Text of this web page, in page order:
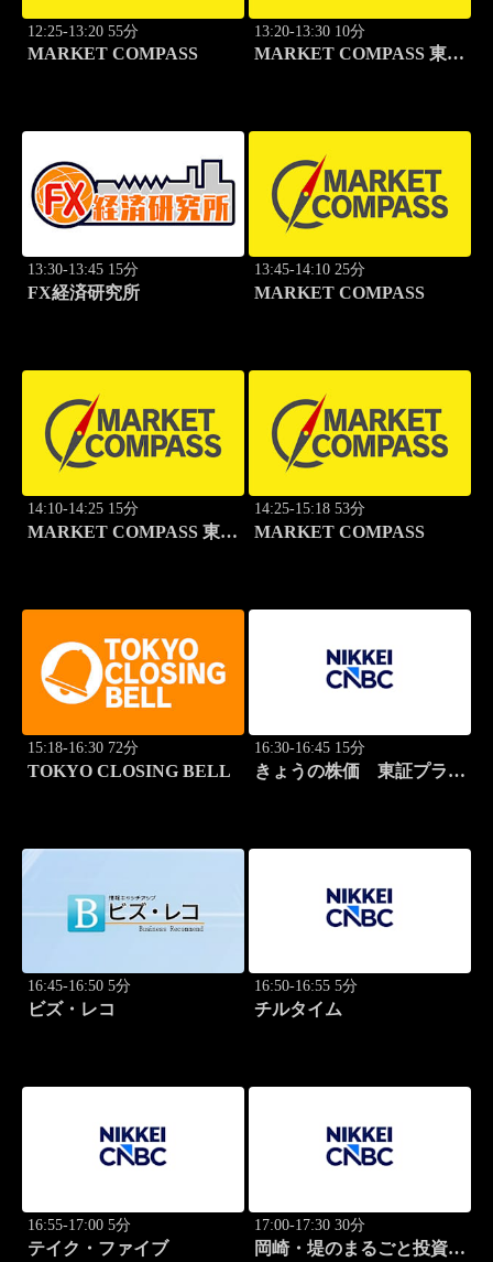
12:25-13:20 55分
MARKET COMPASS
13:20-13:30 10分
MARKET COMPASS 東証
13:30-13:45 15分
FX経済研究所
13:45-14:10 25分
MARKET COMPASS
14:10-14:25 15分
MARKET COMPASS 東証
14:25-15:18 53分
MARKET COMPASS
15:18-16:30 72分
TOKYO CLOSING BELL
16:30-16:45 15分
きょうの株価 東証プライ
16:45-16:50 5分
ビズ・レコ
16:50-16:55 5分
チルタイム
16:55-17:00 5分
テイク・ファイブ
17:00-17:30 30分
岡崎・堤のまるごと投資道